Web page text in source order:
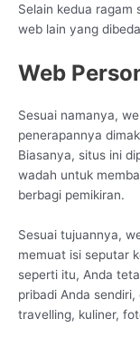
Selain kedua ragam
web lain yang
Web
Sesuai namanya,
penerapannya
Biasanya, situs ini
wadah untuk
berbagi pemikiran.
Sesuai tujuannya,
memuat isi seputar
seperti itu, Anda
pribadi Anda
travelling, kuliner,